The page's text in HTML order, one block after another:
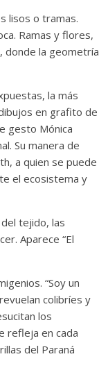
lisos o tramas.
Ramas y flores,
donde la geometría
la más
en grafito de
gesto Mónica
Su manera de
a quien se puede
el ecosistema y
tejido, las
Aparece “El
“Soy un
colibríes y
los
refleja en cada
del Paraná